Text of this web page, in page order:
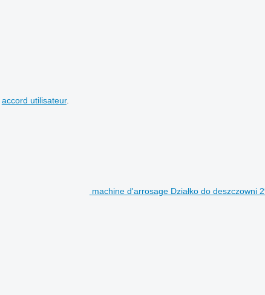
accord utilisateur.
machine d'arrosage Działko do deszczowni